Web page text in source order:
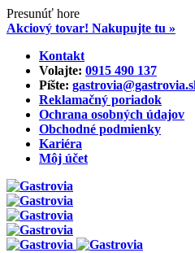
Presunúť hore
Akciový tovar! Nakupujte tu »
content
Kontakt
Volajte: 0915 490 137‬
Píšte:
Reklamačný poriadok
Ochrana osobných údajov
Obchodné podmienky
Kariéra
Môj účet